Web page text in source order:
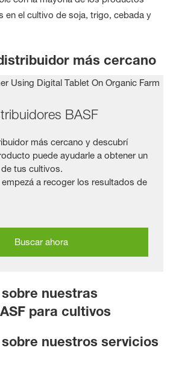
en el cultivo de soja, trigo, cebada y
más cercano
BASF
más cercano y descubrí
puede ayudarle a obtener un
tus cultivos.
empezá a recoger los resultados de
Buscar ahora
nuestras
para cultivos
nuestros servicios